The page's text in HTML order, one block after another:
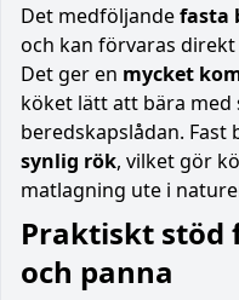
Det medföljandefasta
och kan förvaras
Det ger en mycket
köket lätt att bära med
beredskapslådan. Fast
synlig rök, vilket gör
matlagning ute i
Praktiskt stöd
och panna